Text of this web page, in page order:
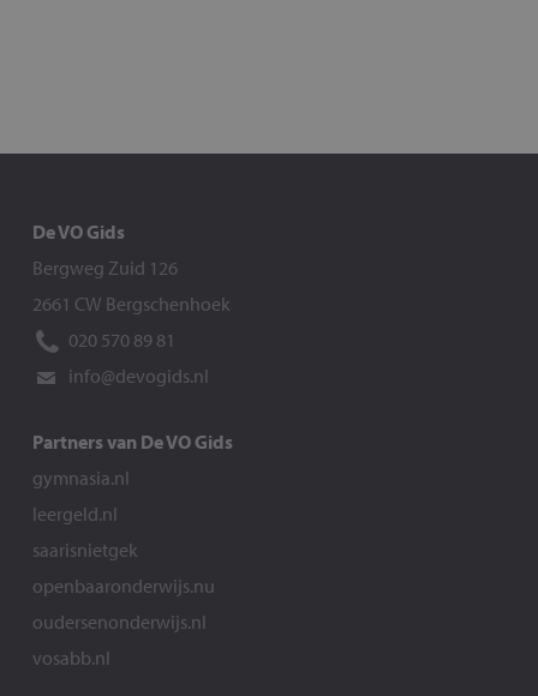
De VO Gids
Bergweg Zuid 126
2661 CW Bergschenhoek
020 570 89 81
info@devogids.nl
Partners van De VO Gids
gymnasia.nl
leergeld.nl
saarisnietgek
openbaaronderwijs.nu
oudersenonderwijs.nl
vosabb.nl